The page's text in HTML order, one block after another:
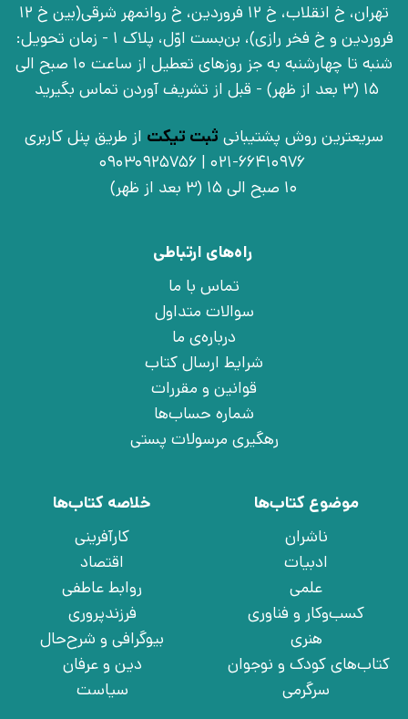
تهران، خ انقلاب، خ 12 فروردین، خ روانمهر شرقی(بین خ 12
فروردین و خ فخر رازی)، بن‌بست اوّل، پلاک 1 - زمان تحویل:
شنبه تا چهارشنبه به جز روزهای تعطیل از ساعت 10 صبح الی
15 (3 بعد از ظهر) - قبل از تشریف آوردن تماس بگیرید
سریعترین روش پشتیبانی ثبت تیکت از طریق پنل کاربری
021-66410976 | 09030925756
10 صبح الی 15 (3 بعد از ظهر)
راه‌های ارتباطی
تماس با ما
سوالات متداول
درباره‌ی ما
شرایط ارسال کتاب
قوانین و مقررات
شماره حساب‌ها
رهگیری مرسولات پستی
موضوع کتاب‌ها
ناشران
ادبیات
علمی
کسب‌وکار و فناوری
هنری
کتاب‌های کودک و نوجوان
سرگرمی
خلاصه کتاب‌ها
کارآفرینی
اقتصاد
روابط عاطفی
فرزندپروری
بیوگرافی و شرح‌حال
دین و عرفان
سیاست